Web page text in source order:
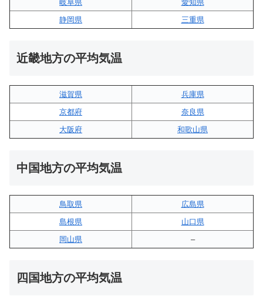
岐阜県
愛知県
静岡県
三重県
近畿地方の平均気温
滋賀県
兵庫県
京都府
奈良県
大阪府
和歌山県
中国地方の平均気温
鳥取県
広島県
島根県
山口県
岡山県
–
四国地方の平均気温